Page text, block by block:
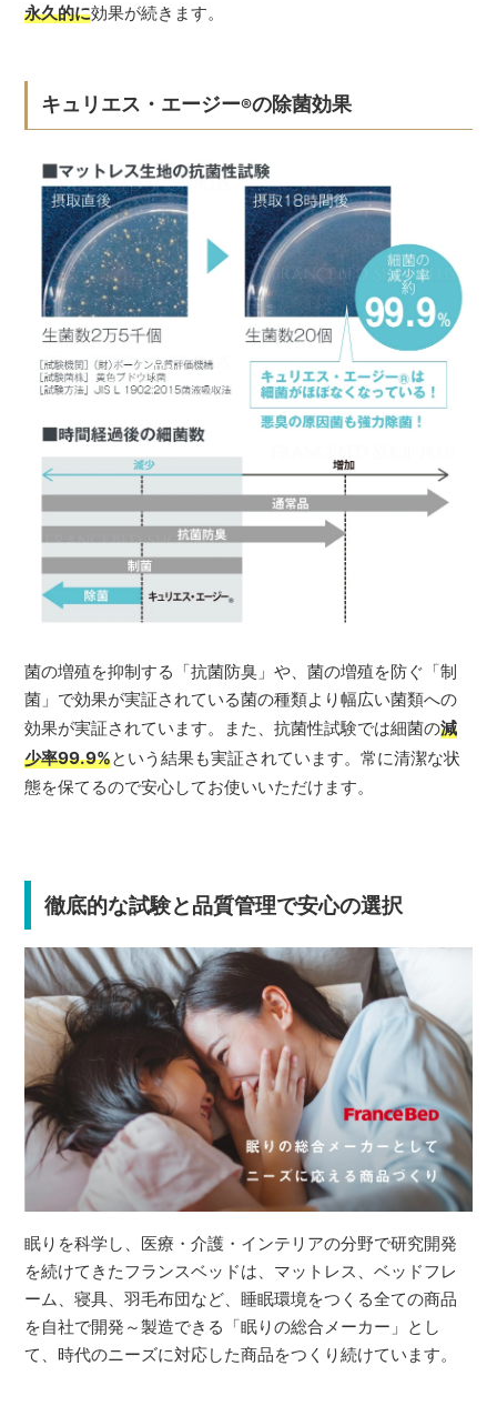
永久的に効果が続きます。
キュリエス・エージー®の除菌効果
菌の増殖を抑制する「抗菌防臭」や、菌の増殖を防ぐ「制
菌」で効果が実証されている菌の種類より幅広い菌類への
効果が実証されています。また、抗菌性試験では細菌の減
少率99.9%という結果も実証されています。常に清潔な状
態を保てるので安心してお使いいただけます。
徹底的な試験と品質管理で安心の選択
眠りを科学し、医療・介護・インテリアの分野で研究開発
を続けてきたフランスベッドは、マットレス、ベッドフレ
ーム、寝具、羽毛布団など、睡眠環境をつくる全ての商品
を自社で開発～製造できる「眠りの総合メーカー」とし
て、時代のニーズに対応した商品をつくり続けています。